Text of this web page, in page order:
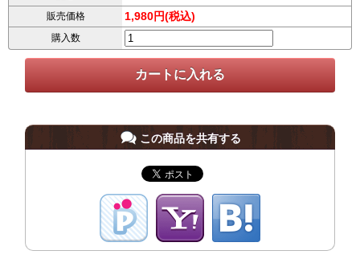
販売価格 1,980円(税込)
購入数
この商品を共有する